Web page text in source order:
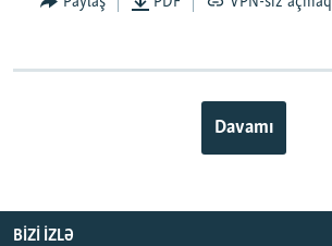
Davamı
BIZI IZLƏ